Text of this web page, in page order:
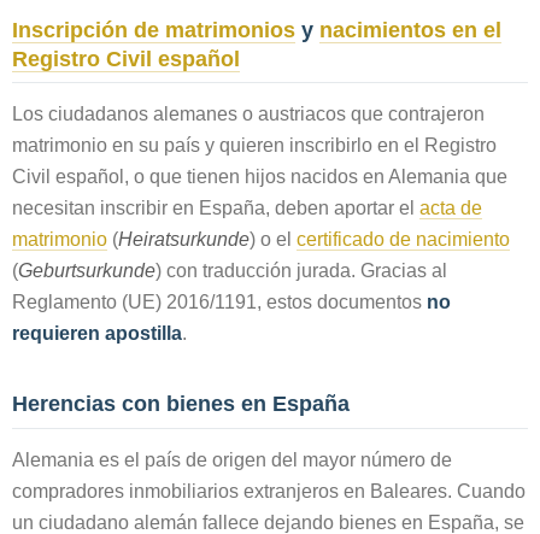
Inscripción de matrimonios y nacimientos en el
Registro Civil español
Los ciudadanos alemanes o austriacos que contrajeron
matrimonio en su país y quieren inscribirlo en el Registro
Civil español, o que tienen hijos nacidos en Alemania que
necesitan inscribir en España, deben aportar el acta de
matrimonio (Heiratsurkunde) o el certificado de nacimiento
(Geburtsurkunde) con traducción jurada. Gracias al
Reglamento (UE) 2016/1191, estos documentos no
requieren apostilla.
Herencias con bienes en España
Alemania es el país de origen del mayor número de
compradores inmobiliarios extranjeros en Baleares. Cuando
un ciudadano alemán fallece dejando bienes en España, se